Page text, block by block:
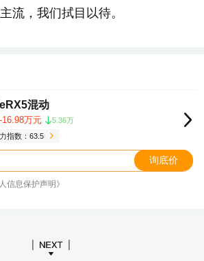
流，我们拭目以待。
混动
16.98万元
5.36万
指数：63.5
询底价
信息保护声明》